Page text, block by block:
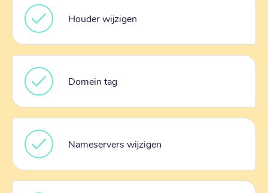
Houder wijzigen
Domein tag
Nameservers wijzigen